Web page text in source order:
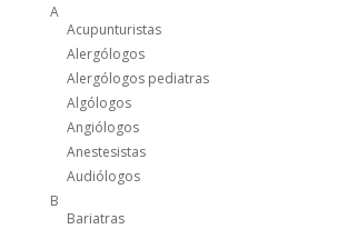
A
Acupunturistas
Alergólogos
Alergólogos pediatras
Algólogos
Angiólogos
Anestesistas
Audiólogos
B
Bariatras